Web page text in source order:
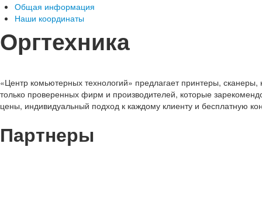
Общая информация
Наши координаты
Оргтехника
«Центр комьютерных технологий» предлагает принтеры,
только проверенных фирм и производителей, которые
цены, индивидуальный подход к каждому клиенту и бесплатную
Партнеры